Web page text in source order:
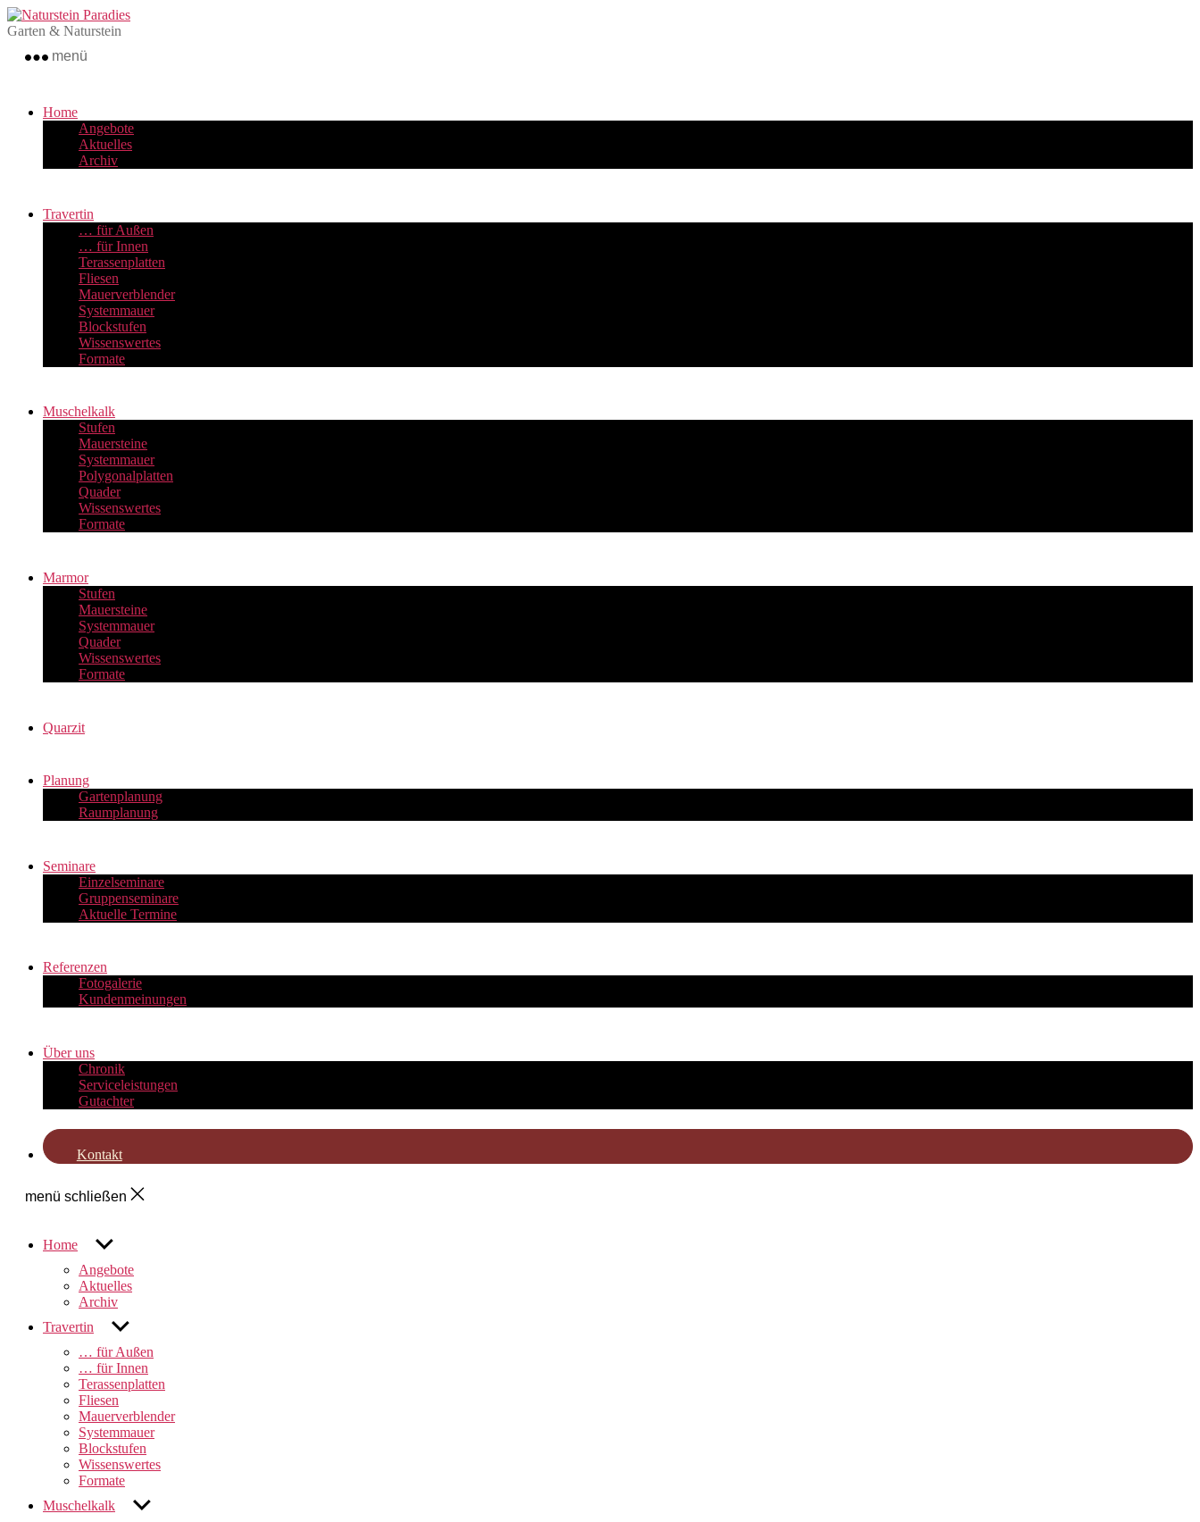
Zum
Inhalt
Naturstein
Garten & Naturstein
menü
Home
Angebote
Aktuelles
Archiv
Travertin
… für Außen
… für Innen
Terassenplatten
Fliesen
Mauerverblender
Systemmauer
Blockstufen
Wissenswertes
Formate
Muschelkalk
Stufen
Mauersteine
Systemmauer
Polygonalplatten
Quader
Wissenswertes
Formate
Marmor
Stufen
Mauersteine
Systemmauer
Quader
Wissenswertes
Formate
Quarzit
Planung
Gartenplanung
Raumplanung
Seminare
Einzelseminare
Gruppenseminare
Aktuelle Termine
Referenzen
Fotogalerie
Kundenmeinungen
Über uns
Chronik
Serviceleistungen
Gutachter
Kontakt
menü schließen
Home
untermenü
Angebote
Aktuelles
Archiv
Travertin
untermenü
… für Außen
… für Innen
Terassenplatten
Fliesen
Mauerverblender
Systemmauer
Blockstufen
Wissenswertes
Formate
Muschelkalk
untermenü